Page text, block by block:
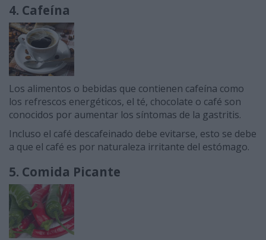
4. Cafeína
Los alimentos o bebidas que contienen cafeína como
los refrescos energéticos, el té, chocolate o café son
conocidos por aumentar los síntomas de la gastritis.
Incluso el café descafeinado debe evitarse, esto se debe
a que el café es por naturaleza irritante del estómago.
5. Comida Picante